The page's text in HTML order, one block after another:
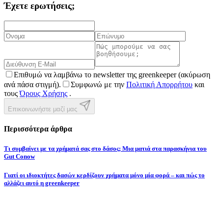
Έχετε ερωτήσεις;
Επιθυμώ να λαμβάνω το newsletter της greenkeeper (ακύρωση
ανά πάσα στιγμή).
Συμφωνώ με την Πολιτική Απορρήτου και
τους Όρους Χρήσης .
Επικοινωνήστε μαζί μας
Περισσότερα άρθρα
Τι συμβαίνει με τα χρήματά σας στο δάσος; Μια ματιά στα παρασκήνια του
Gut Conow
Γιατί οι ιδιοκτήτες δασών κερδίζουν χρήματα μόνο μία φορά – και πώς το
αλλάζει αυτό η greenkeeper